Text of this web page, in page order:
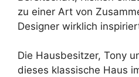
zu einer Art von
Designer wirklich
Die Hausbesitzer, Tony
dieses klassische Haus